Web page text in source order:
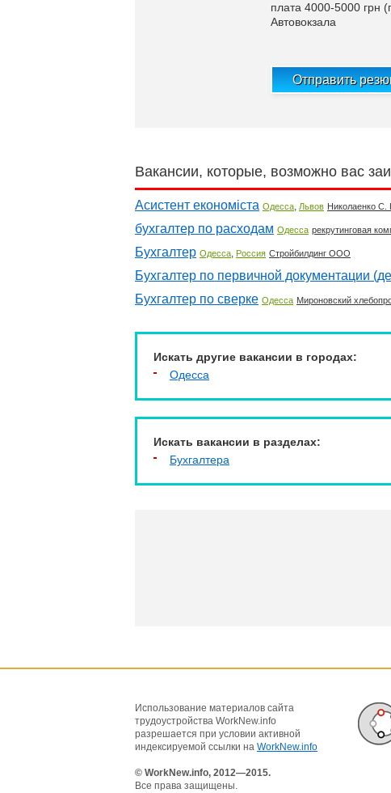
плата 4000-5000 грн
Автовокзала
Отправить
Вакансии, которые, возможно вас
Асистент економіста Одесса, Львов Николаенко С.
бухгалтер по расходам Одесса рекрутинговая
Бухгалтер Одесса, Россия Стройбилдинг ООО
Бухгалтер по первичной документации
Бухгалтер по сверке Одесса Мироновский
Искать другие вакансии в городах:
Одесса
Искать вакансии в разделах:
Бухгалтера
Использование материалов сайта
трудоустройства WorkNew.info
разрешается при условии активной
индексируемой ссылки на WorkNew.info
© WorkNew.info, 2012—2015.
Все права защищены.